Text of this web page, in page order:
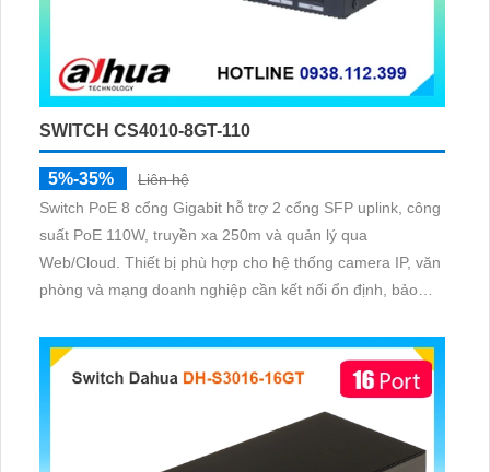
SWITCH CS4010-8GT-110
5%-35%
Liên hệ
Switch PoE 8 cổng Gigabit hỗ trợ 2 cổng SFP uplink, công
suất PoE 110W, truyền xa 250m và quản lý qua
Web/Cloud. Thiết bị phù hợp cho hệ thống camera IP, văn
phòng và mạng doanh nghiệp cần kết nối ổn định, bảo